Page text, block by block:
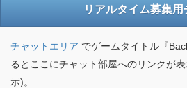
リアルタイム募集用
チャットエリア でゲームタイトル『
るとここにチャット部屋へのリンクが
示)。